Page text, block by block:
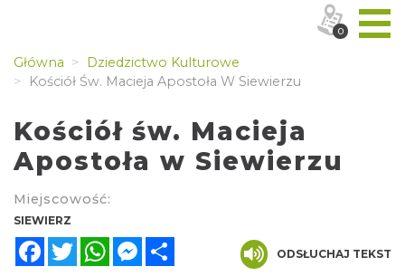
Główna
Dziedzictwo Kulturowe
Kościół Św. Macieja Apostoła W Siewierzu
Kościół św. Macieja
Apostoła w Siewierzu
Miejscowość:
SIEWIERZ
FacebookTwitterWhatsAppMessenger
ODSŁUCHAJ TEKST
0